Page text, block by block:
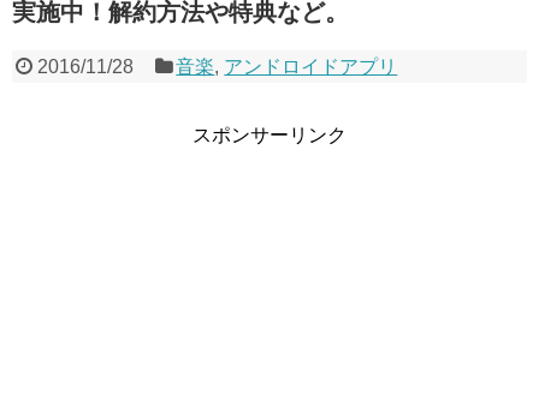
実施中！解約方法や特典など。
2016/11/28 音楽, アンドロイドアプリ
スポンサーリンク